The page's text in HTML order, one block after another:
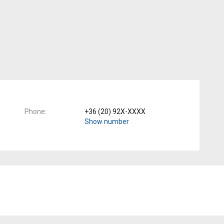
Phone
+36 (20) 92X-XXXX
Show number